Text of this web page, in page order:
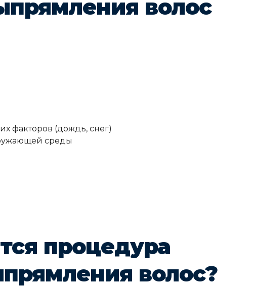
волос
факторов (дождь, снег)
среды
процедура
волос?